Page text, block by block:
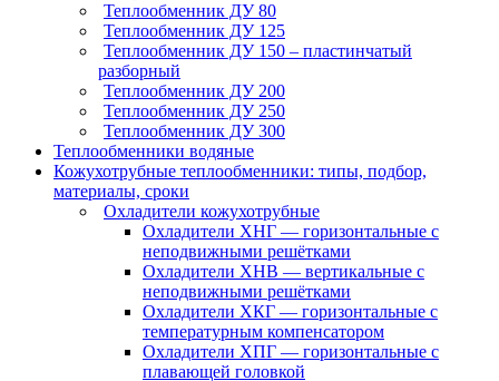
Теплообменник ДУ 80
Теплообменник ДУ 125
Теплообменник ДУ 150 – пластинчатый
разборный
Теплообменник ДУ 200
Теплообменник ДУ 250
Теплообменник ДУ 300
Теплообменники водяные
Кожухотрубные теплообменники: типы, подбор,
материалы, сроки
Охладители кожухотрубные
Охладители ХНГ — горизонтальные с
неподвижными решётками
Охладители ХНВ — вертикальные с
неподвижными решётками
Охладители ХКГ — горизонтальные с
температурным компенсатором
Охладители ХПГ — горизонтальные с
плавающей головкой